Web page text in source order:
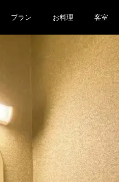
プラン お料理 客室